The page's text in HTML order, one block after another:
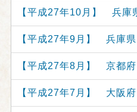
【平成27年10月】 兵
【平成27年9月】 兵庫
【平成27年8月】 京都
【平成27年7月】 大阪